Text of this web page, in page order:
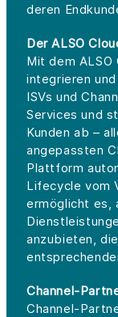
deren
Der ALSO
Mit dem ALSO
integrieren
ISVs und
Services und
Kunden ab –
angepassten
Plattform
Lifecycle vom
ermöglicht es,
anzubieten,
Channel-
Channel-